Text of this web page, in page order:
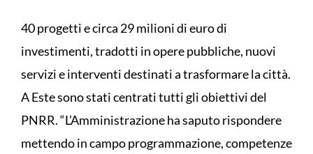
40 progetti e circa 29 milioni di euro di
investimenti, tradotti in opere pubbliche, nuovi
servizi e interventi destinati a trasformare la città.
A Este sono stati centrati tutti gli obiettivi del
PNRR. “L’Amministrazione ha saputo rispondere
mettendo in campo programmazione, competenze